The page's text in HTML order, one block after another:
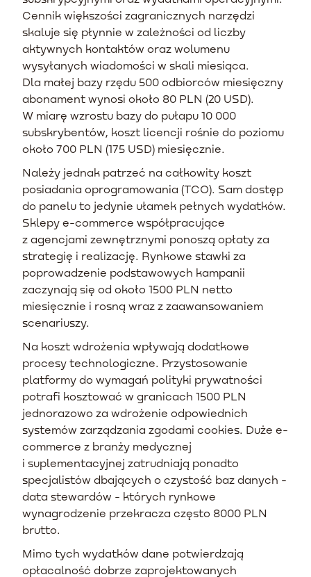
Cennik większości zagranicznych narzędzi
skaluje się płynnie w zależności od liczby
aktywnych kontaktów oraz wolumenu
wysyłanych wiadomości w skali miesiąca.
Dla małej bazy rzędu 500 odbiorców miesięczny
abonament wynosi około 80 PLN (20 USD).
W miarę wzrostu bazy do pułapu 10 000
subskrybentów, koszt licencji rośnie do poziomu
około 700 PLN (175 USD) miesięcznie.
Należy jednak patrzeć na całkowity koszt
posiadania oprogramowania (TCO). Sam dostęp
do panelu to jedynie ułamek pełnych wydatków.
Sklepy e-commerce współpracujące
z agencjami zewnętrznymi ponoszą opłaty za
strategię i realizację. Rynkowe stawki za
poprowadzenie podstawowych kampanii
zaczynają się od około 1500 PLN netto
miesięcznie i rosną wraz z zaawansowaniem
scenariuszy.
Na koszt wdrożenia wpływają dodatkowe
procesy technologiczne. Przystosowanie
platformy do wymagań polityki prywatności
potrafi kosztować w granicach 1500 PLN
jednorazowo za wdrożenie odpowiednich
systemów zarządzania zgodami cookies. Duże e-
commerce z branży medycznej
i suplementacyjnej zatrudniają ponadto
specjalistów dbających o czystość baz danych -
data stewardów - których rynkowe
wynagrodzenie przekracza często 8000 PLN
brutto.
Mimo tych wydatków dane potwierdzają
opłacalność dobrze zaprojektowanych